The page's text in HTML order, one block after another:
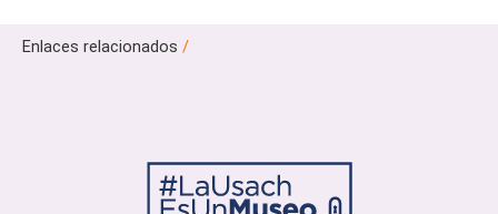
Enlaces relacionados /